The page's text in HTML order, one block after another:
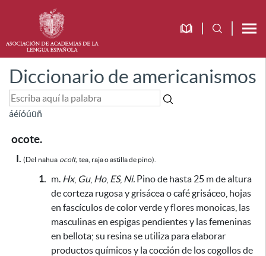
Diccionario de americanismos
áéíóúüñ
ocote.
I. (Del nahua ocolt, tea, raja o astilla de pino).
1. m. Hx, Gu, Ho, ES, Ni. Pino de hasta 25 m de altura
de corteza rugosa y grisácea o café grisáceo, hojas
en fascículos de color verde y flores monoicas, las
masculinas en espigas pendientes y las femeninas
en bellota; su resina se utiliza para elaborar
productos químicos y la cocción de los cogollos de